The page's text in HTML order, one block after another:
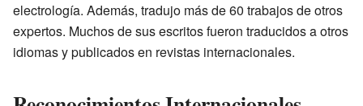
electrología. Además, tradujo más de 60 trabajos de otros
expertos. Muchos de sus escritos fueron traducidos a otros
idiomas y publicados en revistas internacionales.